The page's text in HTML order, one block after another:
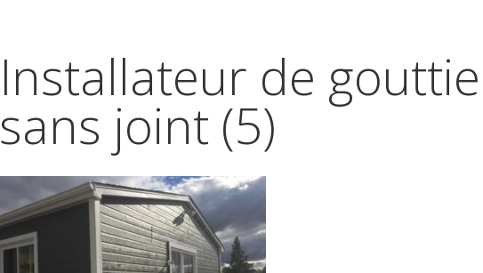
Installateur de
sans joint (5)